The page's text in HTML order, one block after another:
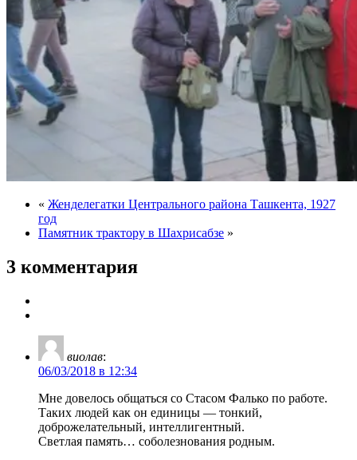
« Женделегатки Центрального района Ташкента, 1927
год
Памятник трактору в Шахрисабзе »
3 комментария
виолав:
06/03/2018 в 12:34
Мне довелось общаться со Стасом Фалько по работе.
Таких людей как он единицы — тонкий,
доброжелательный, интеллигентный.
Светлая память… cоболезнования родным.